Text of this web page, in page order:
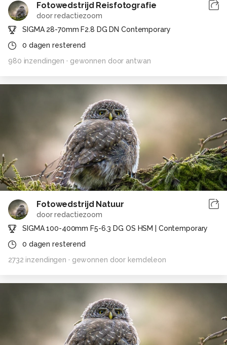
Fotowedstrijd Reisfotografie
doorredactiezoom
SIGMA 28-70mm F2.8 DG DN Contemporary
0 dagen resterend
980 inzendingen · gewonnen door antwan
Fotowedstrijd Natuur
doorredactiezoom
SIGMA 100-400mm F5-6.3 DG OS HSM | Contemporary
0 dagen resterend
2732 inzendingen · gewonnen door kemdeleon